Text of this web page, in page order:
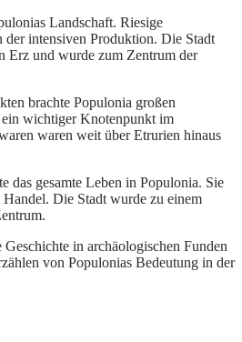
Landschaft. Riesige
der intensiven Produktion. Die Stadt
Erz und wurde zum Zentrum der
brachte Populonia großen
wichtiger Knotenpunkt im
waren weit über Etrurien hinaus
das gesamte Leben in Populonia. Sie
Die Stadt wurde zu einem
Geschichte in archäologischen Funden
von Populonias Bedeutung in der